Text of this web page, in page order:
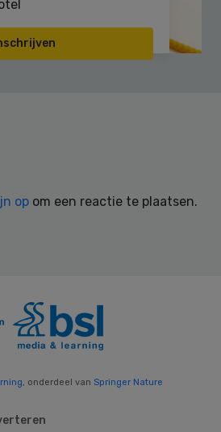
op om een reactie te plaatsen.
, onderdeel van Springer Nature